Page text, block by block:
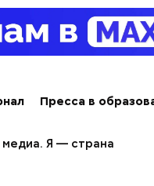
Пресса в
Я — страна